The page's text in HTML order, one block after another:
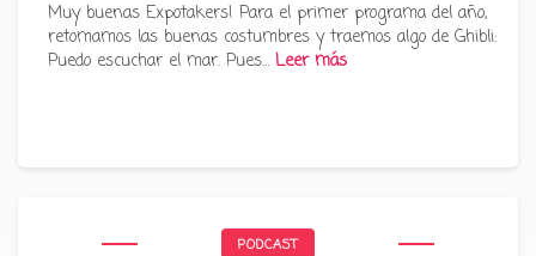
Muy buenas Expotakers! Para el primer programa del año,
retomamos las buenas costumbres y traemos algo de Ghibli:
Puedo escuchar el mar. Pues… Leer más
PODCAST